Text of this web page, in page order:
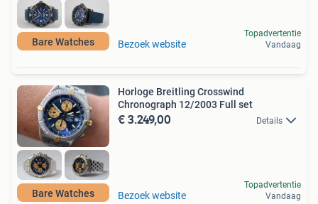
Bare Watches Bezoek website
Topadvertentie
Vandaag
Bare Watches
Horloge Breitling Crosswind
Chronograph 12/2003 Full set
€ 3.249,00 Details
Bezoek website
Topadvertentie
Vandaag